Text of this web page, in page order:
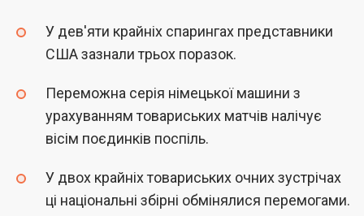
У дев'яти крайніх спарингах представники
США зазнали трьох поразок.
Переможна серія німецької машини з
урахуванням товариських матчів налічує
вісім поєдинків поспіль.
У двох крайніх товариських очних зустрічах
ці національні збірні обмінялися перемогами.